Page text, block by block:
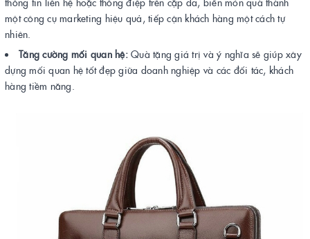
một công cụ marketing hiệu quả, tiếp cận khách hàng một cách tự
nhiên.
Tăng cường mối quan hệ:Quà tặng giá trị và ý nghĩa sẽ giúp xây
dựng mối quan hệ tốt đẹp giữa doanh nghiệp và các đối tác, khách
hàng tiềm năng.